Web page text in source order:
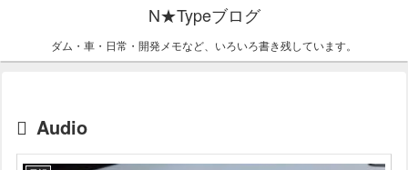
N★Typeブログ
ダム・車・日常・開発メモなど、いろいろ書き残しています。
Audio